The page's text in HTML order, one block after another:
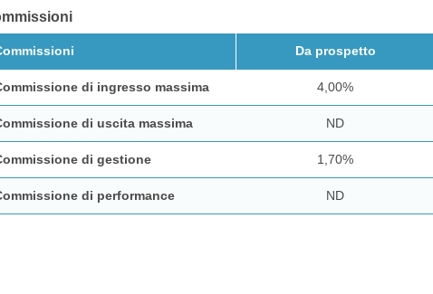
Da prospetto
di ingresso massima 4,00%
di uscita massima ND
di gestione 1,70%
di performance ND